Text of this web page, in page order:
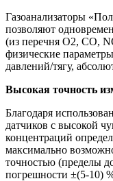
Газоанализаторы
позволяют
(из перечня О2, СО,
физические
давлений/тягу,
Высокая точность
Благодаря
датчиков с высокой
концентраций
максимально
точностью (пределы
погрешности ±(5-10)